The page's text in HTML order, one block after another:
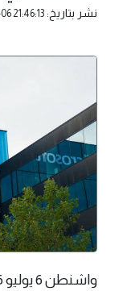
نشر بتاريخ: 21:46:13